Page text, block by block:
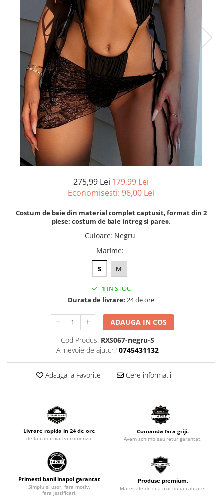
275,99 Lei 179,99 Lei
Economisesti: 96,00 Lei
Costum de baie din material complet captusit, format din 2
piese: costum de baie intreg si pareo.
Culoare: Negru
Marime:
S M
1 IN STOC
Durata de livrare: 24 de ore
ADAUGA IN COS
Cod Produs: RXS067-negru-S
Ai nevoie de ajutor? 0745431132
Adauga la Favorite Cere informatii
Livrare rapida in 24 de ore
de la confirmarea comenzii.
Comanda fara griji.
Avem schimb sau retur garantat.
Primesti banii inapoi garantat
Simplu si usor, fara motiv,
fara justificari.
Produse premium.
Materiale de cea mai buna calitate.